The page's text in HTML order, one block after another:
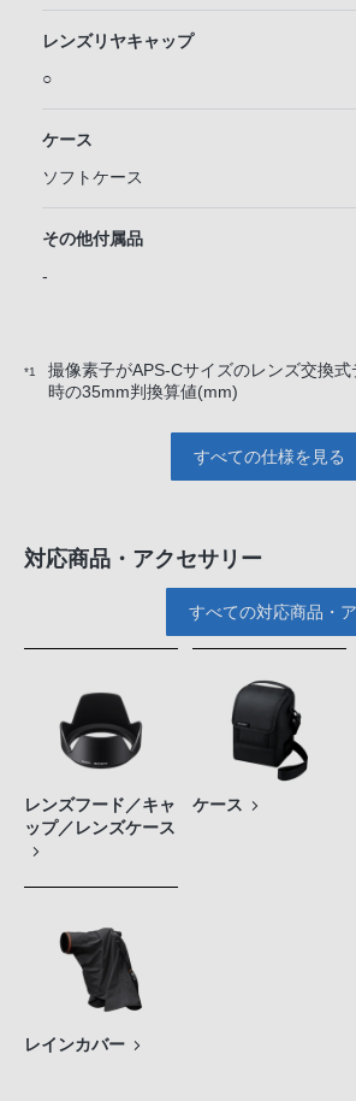
レンズリヤキャップ
○
ケース
ソフトケース
その他付属品
-
*1
撮像素子がAPS-Cサイズのレンズ交換
時の35mm判換算値(mm)
すべての仕様を見る
対応商品・アクセサリー
すべての対応商品・
レンズフード／キャ
ップ／レンズケース
ケース
レインカバー